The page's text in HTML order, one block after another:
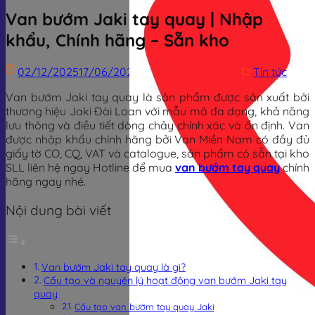
Van bướm Jaki tay quay | Nhập
khẩu, Chính hãng – Sẵn kho
02/12/202517/06/2026
Tin tức
Van bướm Jaki tay quay là sản phẩm được sản xuất bởi
thương hiệu Jaki Đài Loan với mẫu mã đa dạng, khả năng
lưu thông và điều tiết dòng chảy chính xác và ổn định. Van
được nhập khẩu chính hãng bởi Van Miền Nam có đầy đủ
giấy tờ CO, CQ, VAT và catalogue, sản phẩm có sẵn tại kho
SLL liên hệ ngay Hotline để mua van bướm tay quaychính
hãng ngay nhé.
Nội dung bài viết
Van bướm Jaki tay quay là gì?
Cấu tạo và nguyên lý hoạt động van bướm Jaki tay
quay
Cấu tạo van bướm tay quay Jaki